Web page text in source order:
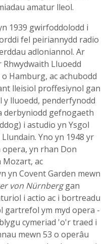
amatur lleol.
1939 gwirfoddolodd i
fel peiriannydd radio
adloniannol. Ar
Lluoedd
Hamburg, ac achubodd
lleisiol proffesiynol gan
y lluoedd, penderfynodd
derbyniodd gefnogaeth
i astudio yn Ysgol
Yno yn 1948 yr
yn rhan Don
ac
yn Covent Garden mewn
von Nürnberggan
i actio ac i bortreadu
gartrefol ym myd opera -
cymeriad 'o'r traed i
mewn 53 o operâu